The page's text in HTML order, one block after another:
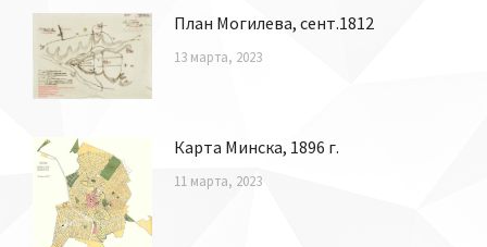
План Могилева, сент.1812
13 марта, 2023
Карта Минска, 1896 г.
11 марта, 2023